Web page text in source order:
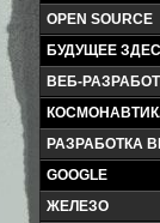
OPEN SOURCE
БУДУЩЕЕ
ВЕБ-
РАЗРАБОТКА
GOOGLE
ЖЕЛЕЗО